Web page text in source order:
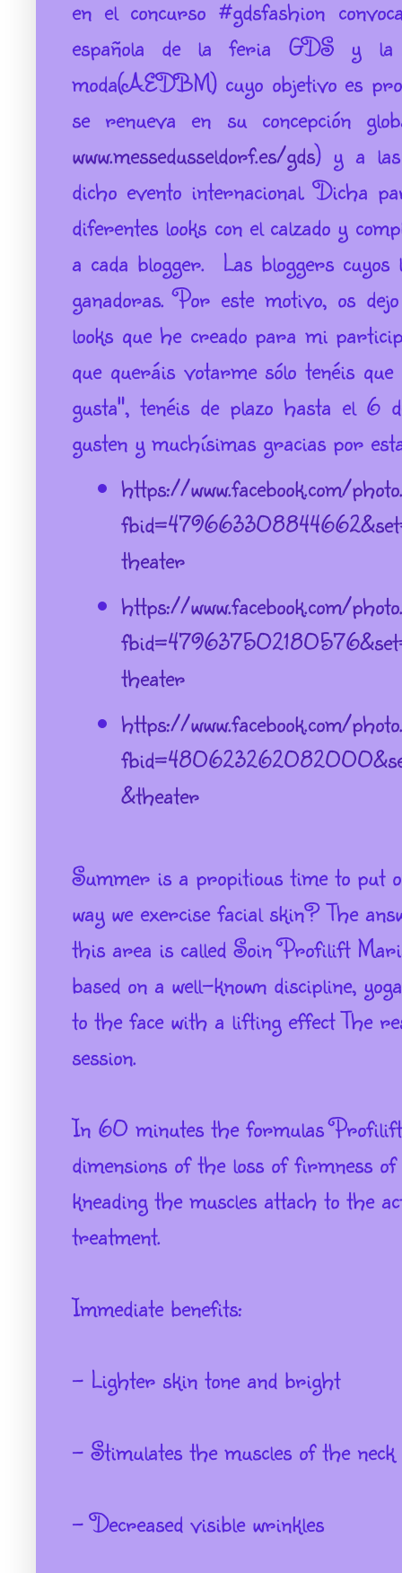
en el concurso #gdsfashion
española de la feria GDS y la
moda(AEDBM) cuyo objetivo es
se renueva en su concepción
www.messedusseldorf.es/gds) y a las
dicho evento internacional. Dicha
diferentes looks con el calzado y
a cada blogger. Las bloggers
ganadoras. Por este motivo, os
looks que he creado para mi
que queráis votarme sólo tenéis
gusta", tenéis de plazo hasta el 6
gusten y muchísimas gracias por
https://www.facebook.com/
theater
https://www.facebook.com/
theater
https://www.facebook.com/
&theater
Summer is a propitious time to put
way we exercise facial skin? The
this area is called Soin Profilift
based on a well-known discipline,
to the face with a lifting effect The
session.
In 60 minutes the formulas Profilift
dimensions of the loss of firmness
kneading the muscles attach to the
treatment.
Immediate benefits:
- Lighter skin tone and bright
- Stimulates the muscles of the neck
- Decreased visible wrinkles